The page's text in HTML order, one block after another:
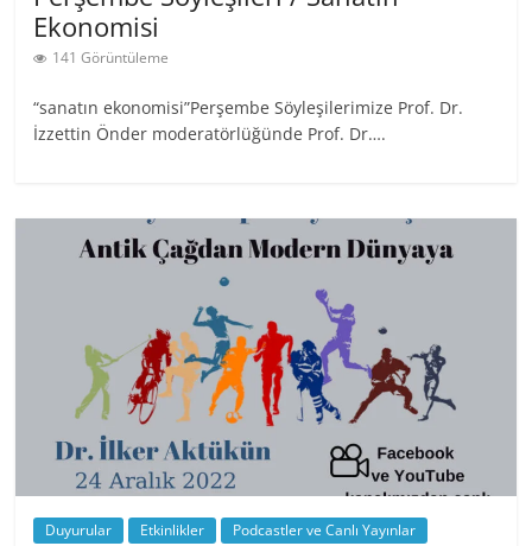
Ekonomisi
141 Görüntüleme
“sanatın ekonomisi”Perşembe Söyleşilerimize Prof. Dr.
İzzettin Önder moderatörlüğünde Prof. Dr….
Duyurular Etkinlikler Podcastler ve Canlı Yayınlar